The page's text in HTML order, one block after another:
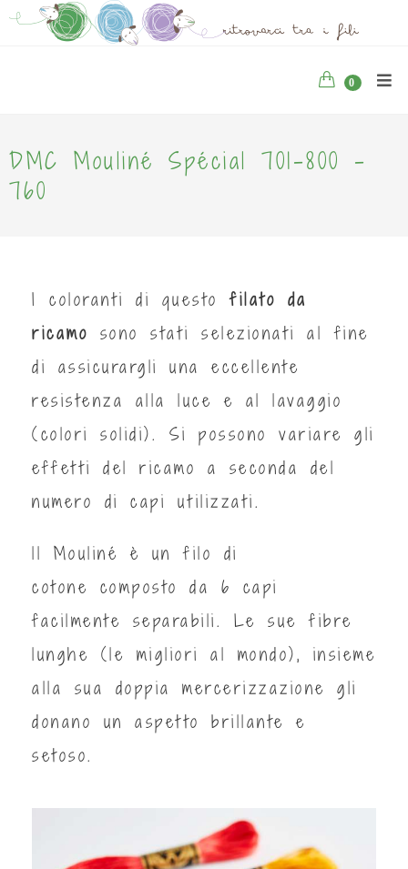
0
DMC Mouliné Spécial 701-800 -
760
I coloranti di questo filato da
ricamo sono stati selezionati al fine
di assicurargli una eccellente
resistenza alla luce e al lavaggio
(colori solidi). Si possono variare gli
effetti del ricamo a seconda del
numero di capi utilizzati.
ll Mouliné è un filo di
cotone composto da 6 capi
facilmente separabili. Le sue fibre
lunghe (le migliori al mondo), insieme
alla sua doppia mercerizzazione gli
donano un aspetto brillante e
setoso.